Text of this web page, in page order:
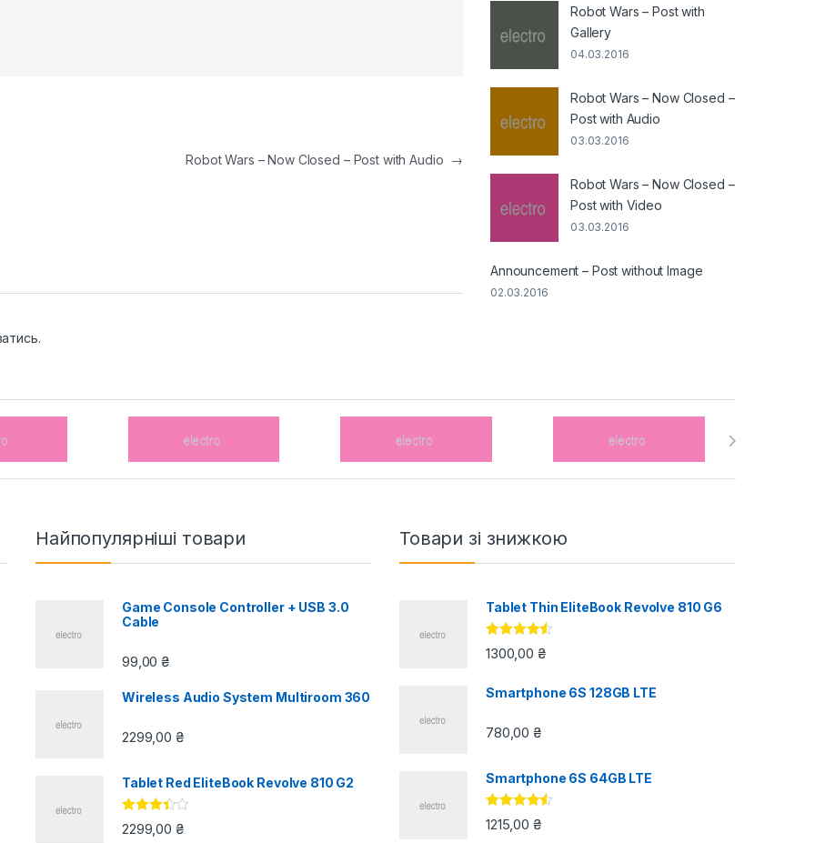
Robot Wars – Now Closed – Post with Audio →
.
Robot Wars – Post with
Gallery
04.03.2016
Robot Wars – Now Closed –
Post with Audio
03.03.2016
Robot Wars – Now Closed –
Post with Video
03.03.2016
Announcement – Post without Image
02.03.2016
Найпопулярніші товари
Game Console Controller + USB 3.0
Cable
99,00₴
Wireless Audio System Multiroom 360
2299,00 ₴
Tablet Red EliteBook Revolve 810 G2
Оцінено
в3.33з
2299,00 ₴
Товари зі знижкою
Tablet Thin EliteBook Revolve 810 G6
Оцінено в
4.33з 5
1300,00 ₴
Smartphone 6S 128GB LTE
780,00₴
Smartphone 6S 64GB LTE
Оцінено в
4.33з 5
1215,00 ₴